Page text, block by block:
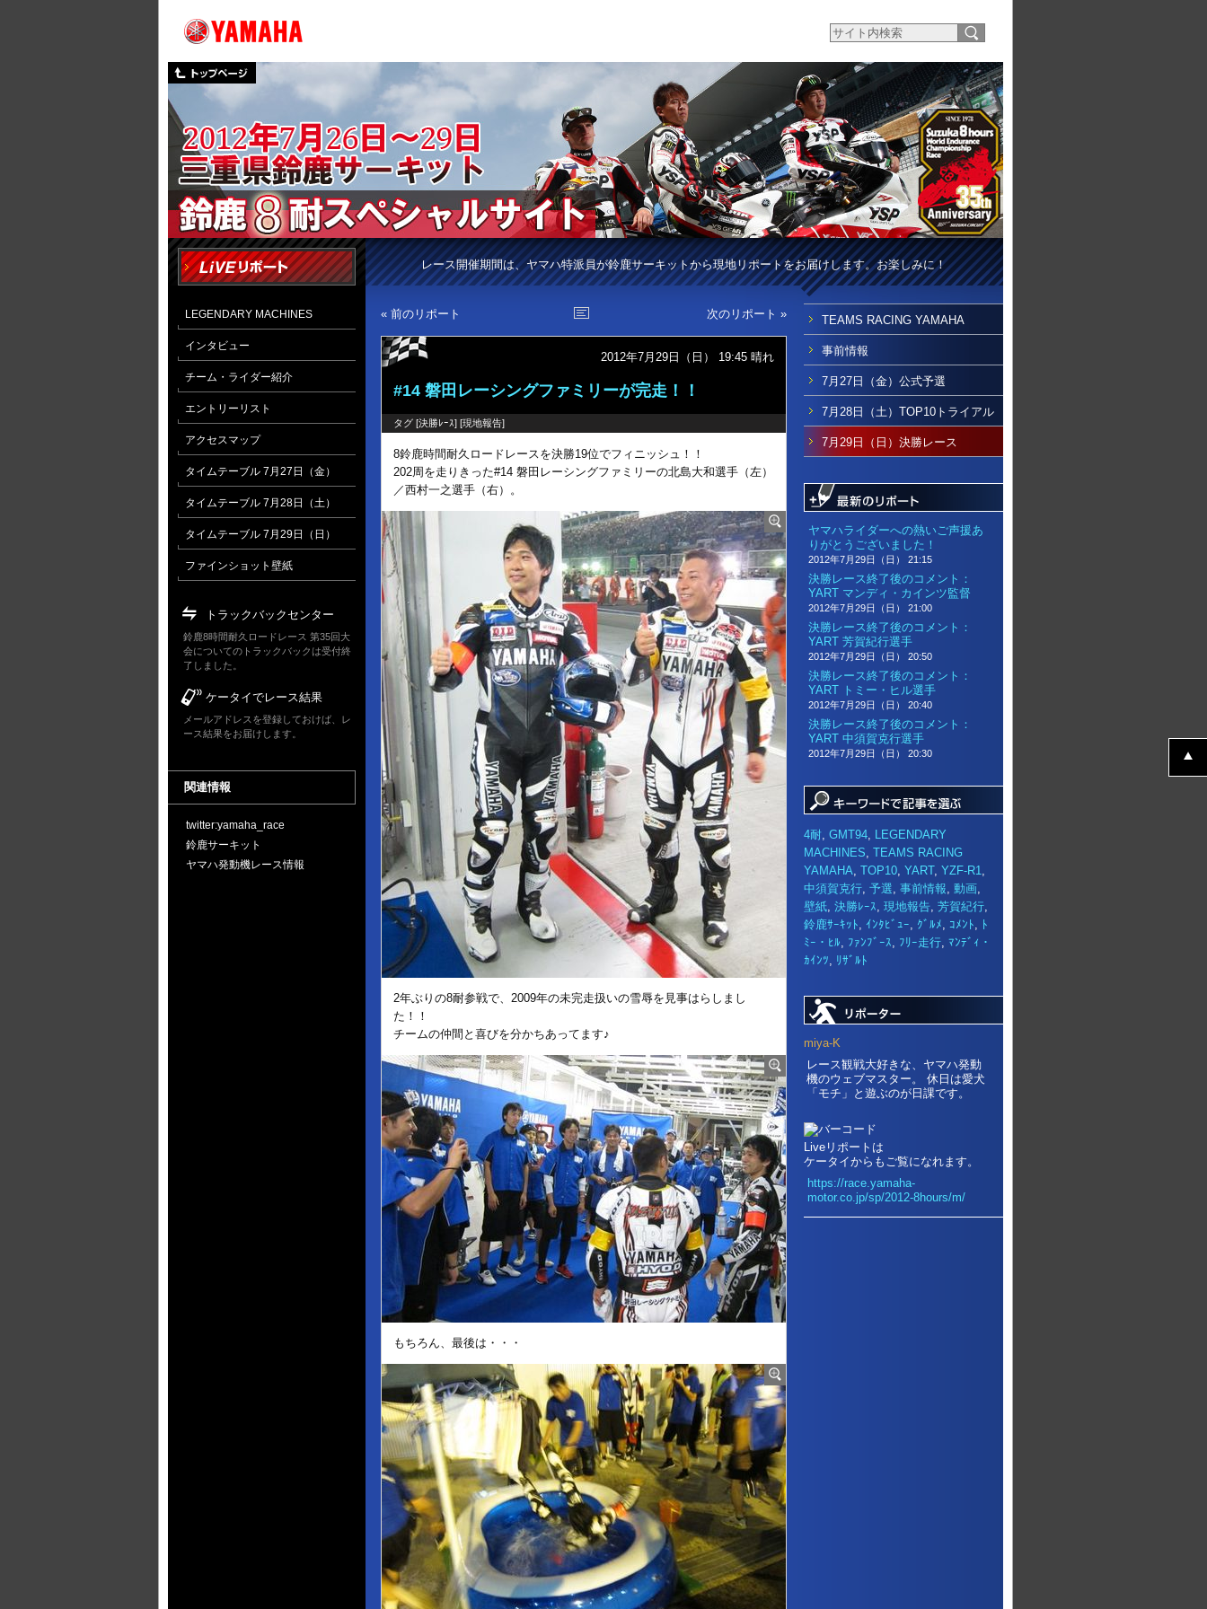
レース開催期間は、ヤマハ特派員が鈴鹿サーキットから現地リポートをお届けします。お楽しみに！
« 前のリポート 次のリポート »
2012年7月29日（日） 19:45 晴れ
#14 磐田レーシングファミリーが完走！！
タグ [決勝ﾚｰｽ] [現地報告]
8鈴鹿時間耐久ロードレースを決勝19位でフィニッシュ！！
202周を走りきった#14 磐田レーシングファミリーの北島大和選手（左）
／西村一之選手（右）。
2年ぶりの8耐参戦で、2009年の未完走扱いの雪辱を見事はらしまし
た！！
チームの仲間と喜びを分かちあってます♪
もちろん、最後は・・・
TEAMS RACING YAMAHA
事前情報
7月27日（金）公式予選
7月28日（土）TOP10トライアル
7月29日（日）決勝レース
ヤマハライダーへの熱いご声援あ
りがとうございました！
2012年7月29日（日） 21:15
決勝レース終了後のコメント：
YART マンディ・カインツ監督
2012年7月29日（日） 21:00
決勝レース終了後のコメント：
YART 芳賀紀行選手
2012年7月29日（日） 20:50
決勝レース終了後のコメント：
YART トミー・ヒル選手
2012年7月29日（日） 20:40
決勝レース終了後のコメント：
YART 中須賀克行選手
2012年7月29日（日） 20:30
4耐, GMT94, LEGENDARY
MACHINES, TEAMS RACING
YAMAHA, TOP10, YART, YZF-R1,
中須賀克行, 予選, 事前情報, 動画,
壁紙, 決勝ﾚｰｽ, 現地報告, 芳賀紀行,
鈴鹿ｻｰｷｯﾄ, ｲﾝﾀﾋﾞｭｰ, ｸﾞﾙﾒ, ｺﾒﾝﾄ, ﾄ
ﾐｰ・ﾋﾙ, ﾌｧﾝﾌﾞｰｽ, ﾌﾘｰ走行, ﾏﾝﾃﾞｨ・
ｶｲﾝﾂ, ﾘｻﾞﾙﾄ
miya-K
レース観戦大好きな、ヤマハ発動
機のウェブマスター。 休日は愛犬
「モチ」と遊ぶのが日課です。
Liveリポートは
ケータイからもご覧になれます。
https://race.yamaha-
motor.co.jp/sp/2012-8hours/m/
LEGENDARY MACHINES
インタビュー
チーム・ライダー紹介
エントリーリスト
アクセスマップ
タイムテーブル 7月27日（金）
タイムテーブル 7月28日（土）
タイムテーブル 7月29日（日）
ファインショット壁紙
トラックバックセンター
鈴鹿8時間耐久ロードレース 第35回大
会についてのトラックバックは受付終
了しました。
ケータイでレース結果
メールアドレスを登録しておけば、レ
ース結果をお届けします。
関連情報
twitter:yamaha_race
鈴鹿サーキット
ヤマハ発動機レース情報